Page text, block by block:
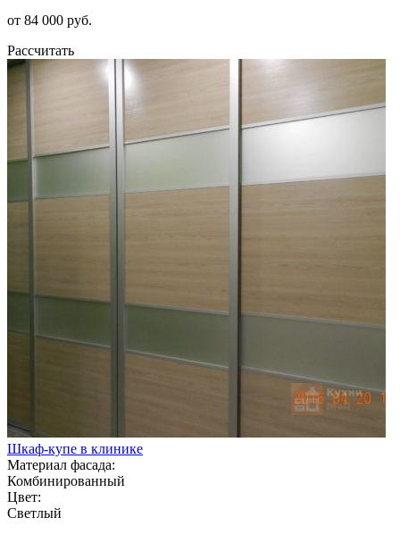
от 84 000 руб.
Рассчитать
Шкаф-купе в клинике
Материал фасада:
Комбинированный
Цвет:
Светлый